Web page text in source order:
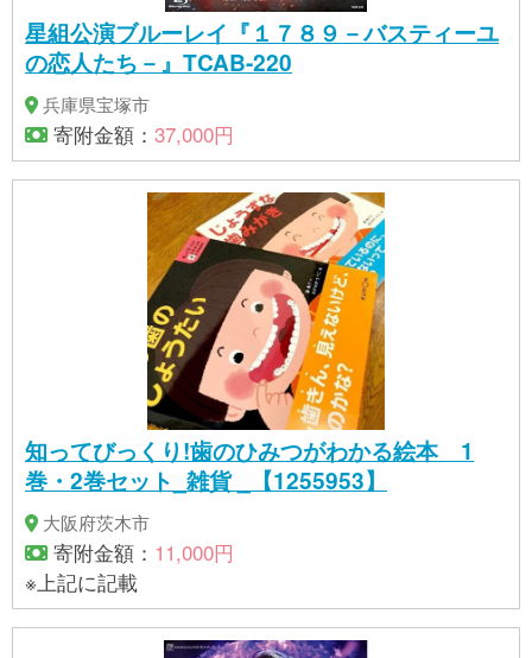
星組公演ブルーレイ『１７８９－バスティーユ
の恋人たち－』TCAB-220
兵庫県宝塚市
寄附金額： 37,000円
知ってびっくり!歯のひみつがわかる絵本 1
巻・2巻セット_雑貨 _【1255953】
大阪府茨木市
寄附金額： 11,000円
※上記に記載